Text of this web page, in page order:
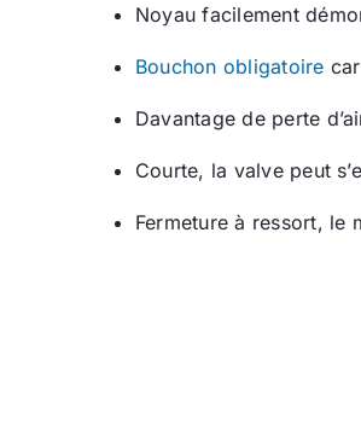
Noyau facilement
Bouchon obligatoire
Davantage de perte
Courte, la valve peut
Fermeture à ressort, le